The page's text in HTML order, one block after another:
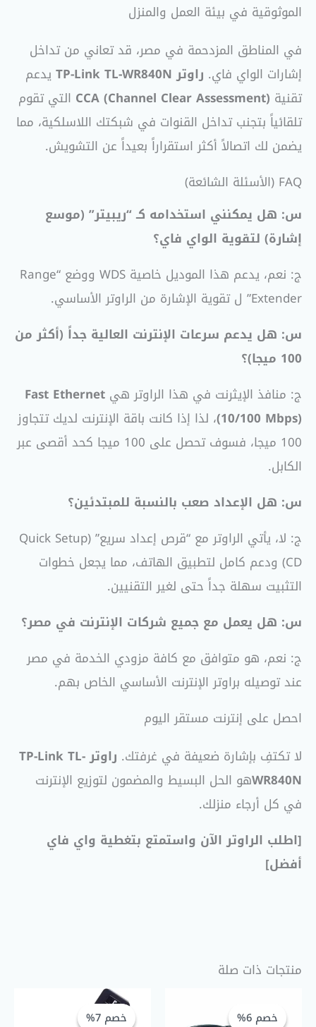
الموثوقية في بيئة العمل والمنزل
في المناطق المزدحمة في مصر، قد تعاني من تداخل
إشارات الواي فاي. راوتر TP-Link TL-WR840N
يدعم
تقنية CCA (Channel Clear Assessment) التي تقوم
تلقائياً بتجنب تداخل القنوات في شبكتك اللاسلكية، مما
يضمن لك اتصالاً أكثر استقراراً بعيداً عن التشويش.
FAQ (الأسئلة الشائعة)
س: هل يمكنني استخدامه كـ “ريبيتر” (موسع
إشارة) لتقوية الواي فاي؟
ج: نعم، يدعم هذا الموديل خاصية WDS ووضع “Range
Extender” ل تقوية الإشارة من الراوتر الأساسي.
س: هل يدعم سرعات الإنترنت العالية جداً (أكثر من
100 ميجا)؟
ج: منافذ الإيثرنت في هذا الراوتر هي Fast Ethernet
(10/100 Mbps)، لذا إذا كانت باقة الإنترنت لديك تتجاوز
100 ميجا، فسوف تحصل على 100 ميجا كحد أقصى عبر
الكابل.
س: هل الإعداد صعب بالنسبة للمبتدئين؟
ج: لا، يأتي الراوتر مع “قرص إعداد سريع” (Quick Setup
CD) ودعم كامل لتطبيق الهاتف، مما يجعل خطوات
التثبيت سهلة جداً حتى لغير التقنيين.
س: هل يعمل مع جميع شركات الإنترنت في مصر؟
ج: نعم، هو متوافق مع كافة مزودي الخدمة في مصر
عند توصيله براوتر الإنترنت الأساسي الخاص بهم.
احصل على إنترنت مستقر اليوم
لا تكتفِ بإشارة ضعيفة في غرفتك.
راوتر TP-Link TL-
WR840Nهو الحل البسيط والمضمون لتوزيع الإنترنت
في كل أرجاء منزلك.
[اطلب الراوتر الآن واستمتع بتغطية واي فاي
أفضل]
منتجات ذات صلة
خصم 6%
خصم 6% هو:
هو: خصم 7%
خصم 7%